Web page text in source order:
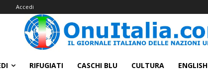
Accedi
RIFUGIATI CASCHI BLU CULTURA ENGLISH